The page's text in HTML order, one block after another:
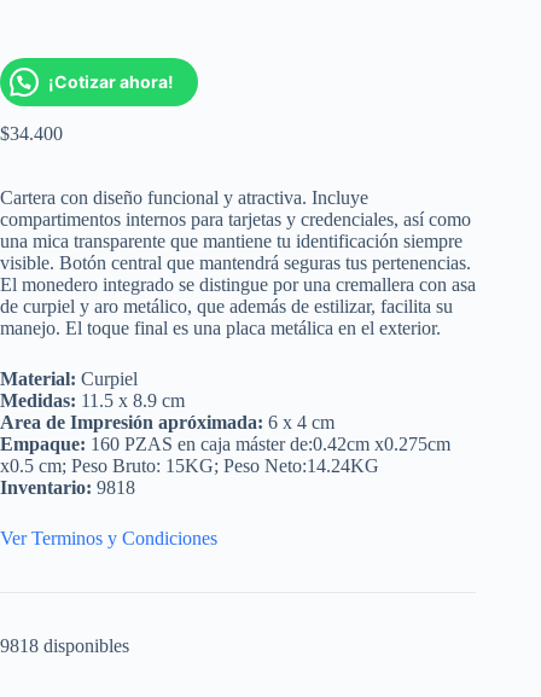
¡Cotizar ahora!
$34.400
Cartera con diseño funcional y atractiva. Incluye
compartimentos internos para tarjetas y credenciales, así como
una mica transparente que mantiene tu identificación siempre
visible. Botón central que mantendrá seguras tus pertenencias.
El monedero integrado se distingue por una cremallera con asa
de curpiel y aro metálico, que además de estilizar, facilita su
manejo. El toque final es una placa metálica en el exterior.
Material: Curpiel
Medidas: 11.5 x 8.9 cm
Area de Impresión apróximada: 6 x 4 cm
Empaque: 160 PZAS en caja máster de:0.42cm x0.275cm
x0.5 cm; Peso Bruto: 15KG; Peso Neto:14.24KG
Inventario: 9818
Ver Terminos y Condiciones
9818 disponibles